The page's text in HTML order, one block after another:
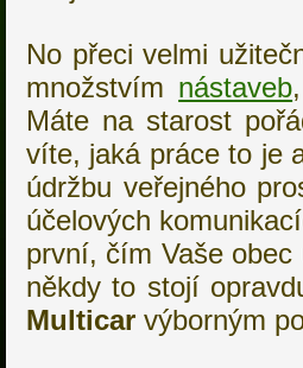
No přeci velmi
množstvím nástaveb
Máte na starost
víte, jaká práce to je
údržbu veřejného
účelových
první, čím Vaše
někdy to stojí
Multicar výborným